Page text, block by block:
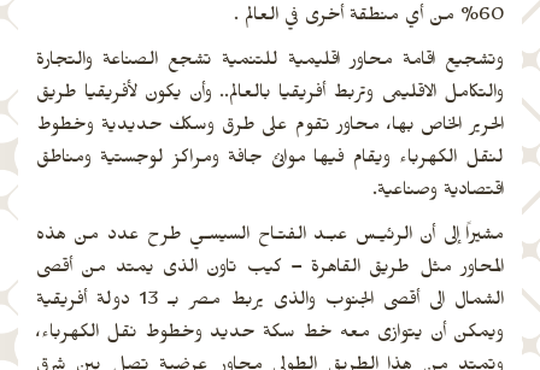
60% من أي منطقة أخرى في العالم .
وتشجيع اقامة محاور اقليمية للتنمية تشجع الصناعة والتجارة
والتكامل الاقليمى وتربط أفريقيا بالعالم.. وأن يكون لأفريقيا طريق
الحرير الخاص بها، محاور تقوم على طرق وسكك حديدية وخطوط
لنقل الكهرباء ويقام فيها موانئ جافة ومراكز لوجستية ومناطق
اقتصادية وصناعية.
مشيراً إلى أن الرئيـس عبـد الفتـاح السيسـي طرح عدد من هذه
المحاور مثل طريق القاهرة – كيب تاون الذى يمتد من أقصى
الشمال الى أقصى الجنوب والذى يربط مصر بـ 13 دولة أفريقية
ويمكن أن يتوازى معه خط سكة حديد وخطوط نقل الكهرباء،